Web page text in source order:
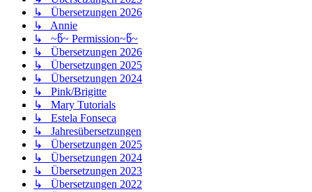
↳ Übersetzungen 2026
↳ Annie
↳ ~წ~ Permission~წ~
↳ Übersetzungen 2026
↳ Übersetzungen 2025
↳ Übersetzungen 2024
↳ Pink/Brigitte
↳ Mary Tutorials
↳ Estela Fonseca
↳ Jahresübersetzungen
↳ Übersetzungen 2025
↳ Übersetzungen 2024
↳ Übersetzungen 2023
↳ Übersetzungen 2022